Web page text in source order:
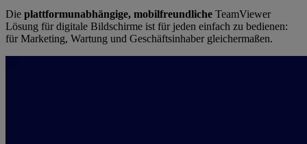
Die plattformunabhängige, mobilfreundliche TeamViewer
Lösung für digitale Bildschirme ist für jeden einfach zu bedienen:
für Marketing, Wartung und Geschäftsinhaber gleichermaßen.